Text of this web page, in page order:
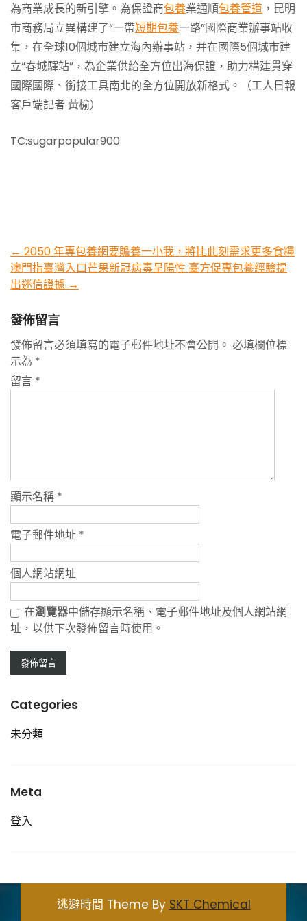
為商業成長的新引擎。為保證商包養業通順包養管道 ，昆明
市商務局立異構建了“一帶短期包養一路”國際商業辦事站收
集，在全球10個城市建立海內辦事站，并在國際5個城市建
立“春城驛站”，為企業供給全方位出海保證，助力構建貫穿
國際國際、銜接工具南北的全方位開放新格式。（工人日報
客戶端記者 黃榆）
TC:sugarpopular900
Post
navigation
← 2050 年專包養網要贍養一小我，將比此刻需求更多食糧
澳門指臺灣入口芒果新冠病毒呈陽性 臺方促專包養經驗提
出迷信證據 →
發佈留言
發佈留言必須填寫的電子郵件地址不會公開。 必填欄位標
示為 *
留言 *
顯示名稱 *
電子郵件地址 *
個人網站網址
在瀏覽器中儲存顯示名稱、電子郵件地址及個人網站網
址，以供下次發佈留言時使用。
Categories
未分類
Meta
登入
逃避時間 Theme By SKT Chemical